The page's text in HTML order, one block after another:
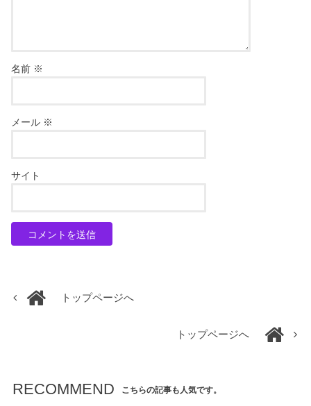
名前 ※
メール ※
サイト
トップページへ
トップページへ
RECOMMEND こちらの記事も人気です。